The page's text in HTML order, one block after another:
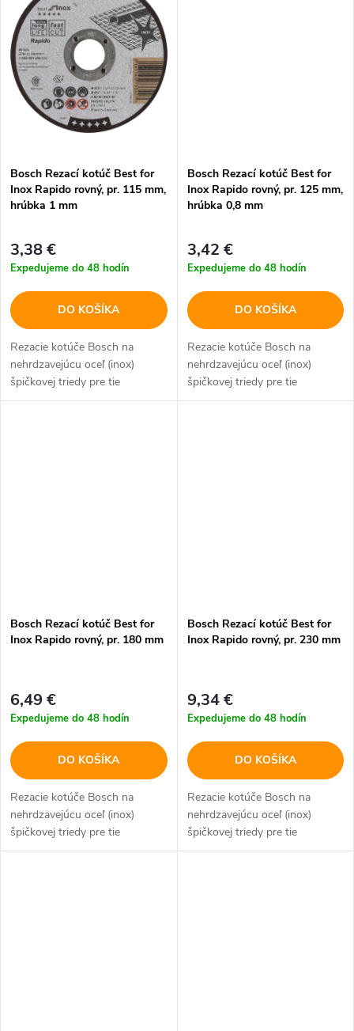
o
v
v
Bosch Rezací kotúč Best for
Inox Rapido rovný, pr. 115 mm,
hrúbka 1 mm
3,38 €
Expedujeme do 48 hodín
DO KOŠÍKA
Rezacie kotúče Bosch na
nehrdzavejúcu oceľ (inox)
špičkovej triedy pre tie
najvyššie požiadavky.
Bosch Rezací kotúč Best for
Inox Rapido rovný, pr. 125 mm,
hrúbka 0,8 mm
3,42 €
Expedujeme do 48 hodín
DO KOŠÍKA
Rezacie kotúče Bosch na
nehrdzavejúcu oceľ (inox)
špičkovej triedy pre tie
najvyššie požiadavky.
Bosch Rezací kotúč Best for
Inox Rapido rovný, pr. 180 mm
6,49 €
Expedujeme do 48 hodín
DO KOŠÍKA
Rezacie kotúče Bosch na
nehrdzavejúcu oceľ (inox)
špičkovej triedy pre tie
najvyššie požiadavky.
Bosch Rezací kotúč Best for
Inox Rapido rovný, pr. 230 mm
9,34 €
Expedujeme do 48 hodín
DO KOŠÍKA
Rezacie kotúče Bosch na
nehrdzavejúcu oceľ (inox)
špičkovej triedy pre tie
najvyššie požiadavky.